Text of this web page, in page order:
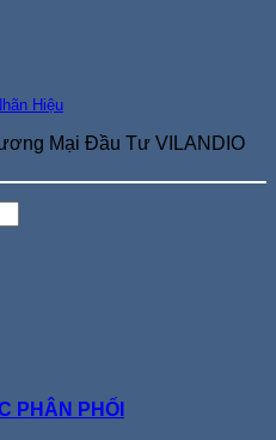
Hiệu
Mại Đầu Tư VILANDIO
PHÂN PHỐI